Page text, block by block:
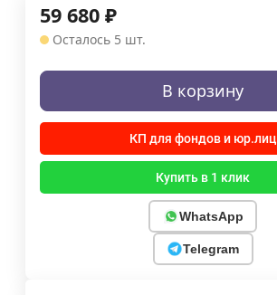
59 680 ₽
Осталось 5 шт.
В корзину
КП для фондов и юр.лиц
Купить в 1 клик
WhatsApp
Telegram